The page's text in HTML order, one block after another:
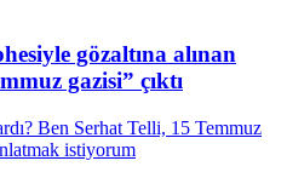
gözaltına alınan
gazisi” çıktı